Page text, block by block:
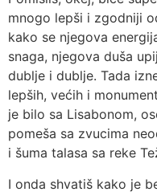
mnogo lepši i zgodniji
kako se njegova
snaga, njegova duša
dublje i dublje. Tada
lepših, većih i
je bilo sa Lisabonom,
pomeša sa zvucima
i šuma talasa sa reke
I onda shvatiš kako je